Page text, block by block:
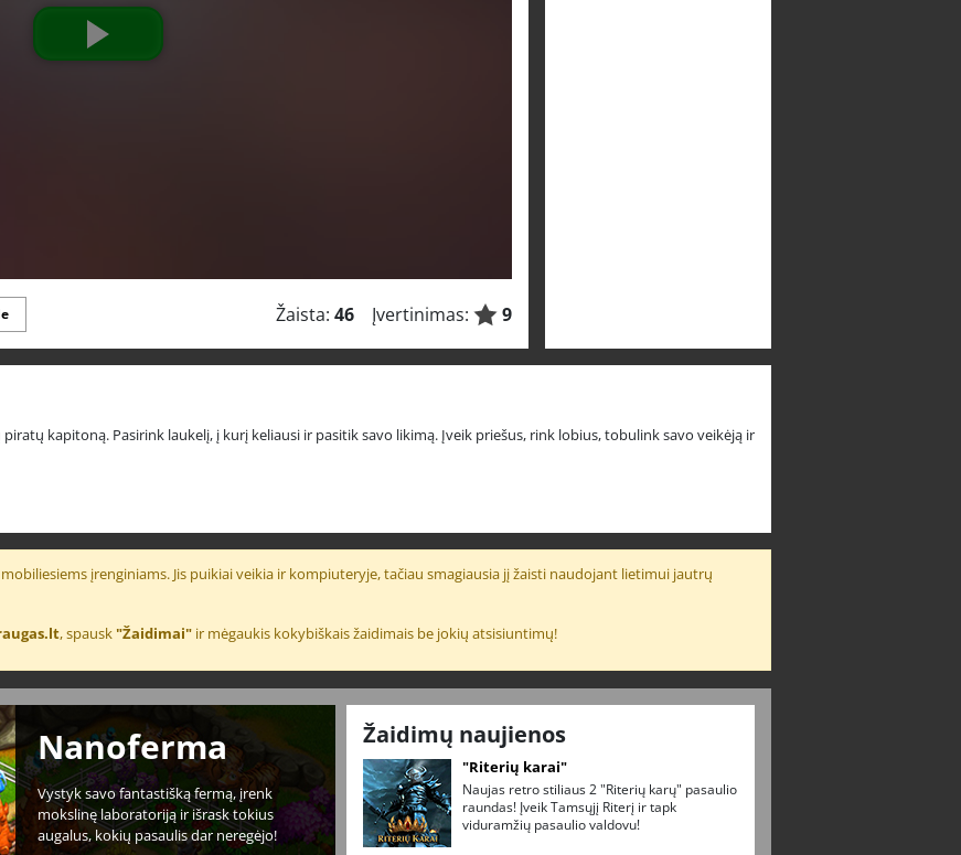
Žaista: 46 Įvertinimas: 9
kapitoną. Pasirink laukelį, į kurį keliausi ir pasitik savo likimą. Įveik priešus, rink lobius, tobulink savo veikėją ir
įrenginiams. Jis puikiai veikia ir kompiuteryje, tačiau smagiausia jį žaisti naudojant lietimui jautrų
, spausk"Žaidimai" ir mėgaukis kokybiškais žaidimais be jokių atsisiuntimų!
Nanoferma
Vystyk savo fantastišką fermą, įrenk
mokslinę laboratoriją ir išrask tokius
augalus, kokių pasaulis dar neregėjo!
Žaidimų naujienos
"Riterių karai"
Naujas retro stiliaus 2 "Riterių karų" pasaulio
raundas! Įveik Tamsųjį Riterį ir tapk
viduramžių pasaulio valdovu!